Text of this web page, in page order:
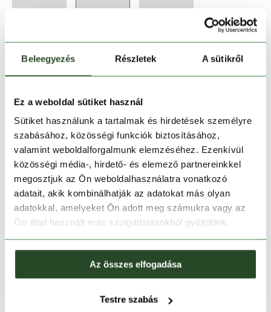
Beleegyezés Részletek A sütikről
Ez a weboldal sütiket használ
Sütiket használunk a tartalmak és hirdetések személyre
szabásához, közösségi funkciók biztosításához,
valamint weboldalforgalmunk elemzéséhez. Ezenkívül
közösségi média-, hirdető- és elemező partnereinkkel
megosztjuk az Ön weboldalhasználatra vonatkozó
adatait, akik kombinálhatják az adatokat más olyan
adatokkal, amelyeket Ön adott meg számukra vagy az
Ön által használt más szolgáltatásokból gyűjtöttek.
Az összes elfogadása
Testre szabás
TERMÉKLEÍRÁS
Kosárba teszem
Melyik üzletben elérhető| Foglalás
30 napos visszaküldés
1-2 munkanapos szállítás